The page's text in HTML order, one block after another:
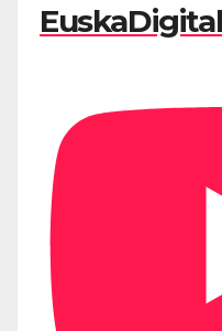
EuskaDigital